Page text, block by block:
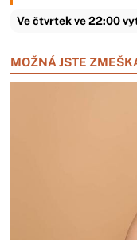
Ve čtvrtek ve 22:00
MOŽNÁ JSTE